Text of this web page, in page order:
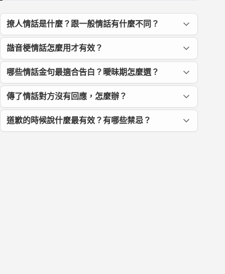
撩人情話是什麼？跟一般情話有什麼不同？
諧音梗情話怎麼用才有效？
哪些情話金句最適合告白？曖昧期怎麼選？
傳了情話對方沒有回應，怎麼辦？
道歉的時候說什麼最有效？有哪些禁忌？